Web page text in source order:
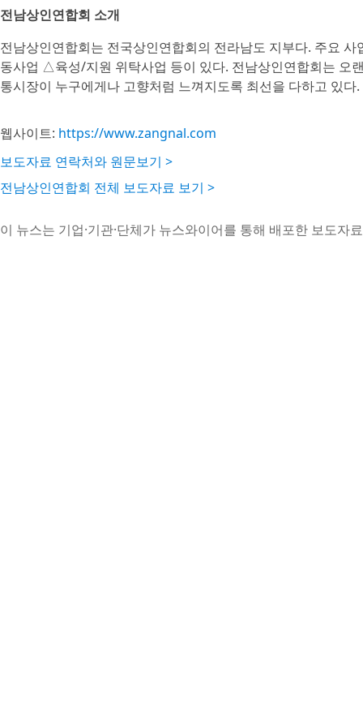
전남상인연합회 소개
전남상인연합회는 전국상인연합회의 전라남도 지부다. 주
동사업 △육성/지원 위탁사업 등이 있다. 전남상인연합회는 오
통시장이 누구에게나 고향처럼 느껴지도록 최선을 다하고 있다.
웹사이트: https://www.zangnal.com
보도자료 연락처와 원문보기 >
전남상인연합회 전체 보도자료 보기 >
이 뉴스는 기업·기관·단체가 뉴스와이어를 통해 배포한 보도자